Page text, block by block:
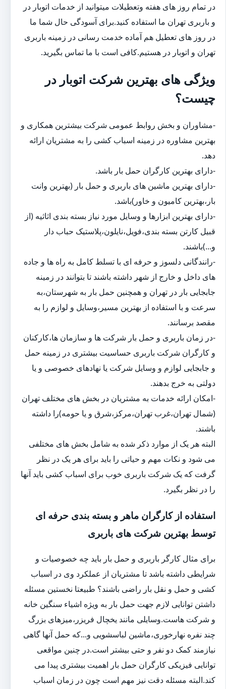
در تمام روز های هفته وتعطیلات میتوانید از خدمات اتوبار در
و باربری تهران ما استفاده کنید.برای آسودگی حال شما ما
در روز های تعطیل هم آماده خدمت رسانی در زمینه باربری
تهران و اتوبار در هستیم.کافی است با ما تماس بگیرید.
ویژگی های بهترین شرکت اتوبار در
چیست؟
-مشاوران و بخش روابط عمومی شرکت بیشترین همکاری و
بهترین مشاوره در زمینه اسباب کشی را به مشتریان ارائه
دهد.
-دارای بهترین کارگران حمل بار باشد.
-دارای بهترین ماشین های باربری و حمل بار (بهترین وانت
بار،بهترین کامیون و خاور)باشد.
-دارای بهترین ابزارها و وسایل مورد نیاز بسته بندی اثاثیه (از
قبیل کارتن بسته بندی،فویل،نایلون،پلاستیک حباب دار
و...)باشند.
-رانندگانی دلسوز و حرفه ای با تسلط کامل به راه ها و جاده
های داخل و خارج از شهر داشته باشند تا بتوانند در زمینه
جابجایی بار در تهران و همچنین حمل بار به شهرستان،به
سرعت و با استفاده از بهترین مسیر،وسایل و لوازم را به
مقصد برسانند.
-در زمان باربری و حمل بار شرکت ها و سازمان ها،کارکنان
و کارگران شرکت باربری حساسیت بیشتری در زمینه حمل
و جابجایی لوازم و وسایل شرکت یا نهادهای خصوصی و یا
دولتی به خرج بدهند.
-امکان ارائه خدمات به مشتریان در بخش های مختلف تهران
(شمال تهران،غرب تهران،مرکز،شرق و یا حومه)را داشته
باشند.
البته هر یک از موارد ذکر شده به شامل بخش های مختلفی
می شود و نکات مهم و حیاتی را باید برای هر یک در نظر
گرفت که یک شرکت باربری خوب برای اسباب کشی باید آنها
را در نظر بگیرد.
استفاده از کارگران ماهر و بسته بندی حرفه ای
توسط بهترین شرکت های باربری
برای مثال کارگر باربری و حمل بار باید چه خصوصیات و
شرایطی داشته باشد تا مشتریان از عملکرد وی در اسباب
کشی و حمل و نقل بار راضی باشند؟ طبیعتا نخستین مسئله
داشتن توانایی لازم جهت حمل بار به ویژه اشیاء سنگین خانه
و شرکت هاست.وسایلی مانند یخچال فریزر،میزهای بزرگ
چند نفره نهارخوری،ماشین لباسشویی و...که حمل آنها گاهی
نیازمند کمک دو نفر و حتی بیشتر است.در چنین مواقعی
توانایی فیزیکی کارگران حمل بار اهمیت بیشتری پیدا می
کند.البته مسئله دقت نیز مهم است چون در زمان اسباب